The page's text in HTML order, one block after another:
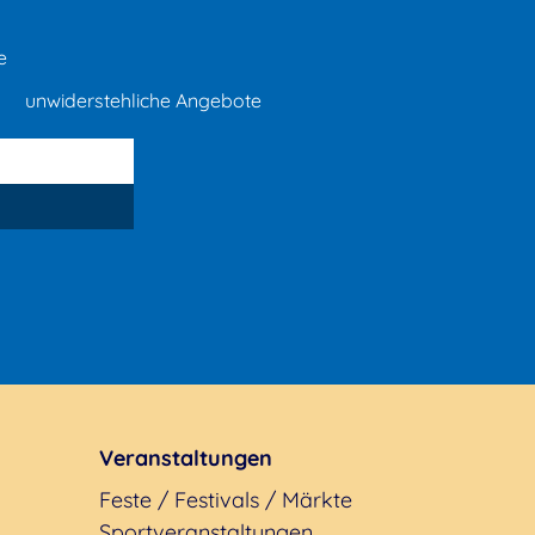
unwiderstehliche Angebote
Veranstaltungen
Feste / Festivals / Märkte